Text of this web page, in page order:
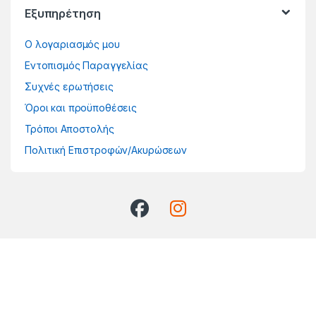
Εξυπηρέτηση
Ο λογαριασμός μου
Εντοπισμός Παραγγελίας
Συχνές ερωτήσεις
Όροι και προϋποθέσεις
Τρόποι Αποστολής
Πολιτική Επιστροφών/Ακυρώσεων